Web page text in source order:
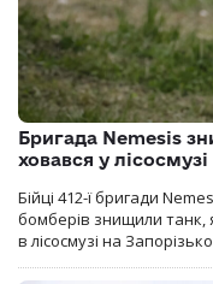
Бригада Nemesis
ховався у
Бійці 412-ї бригади
бомберів знищили танк,
в лісосмузі на